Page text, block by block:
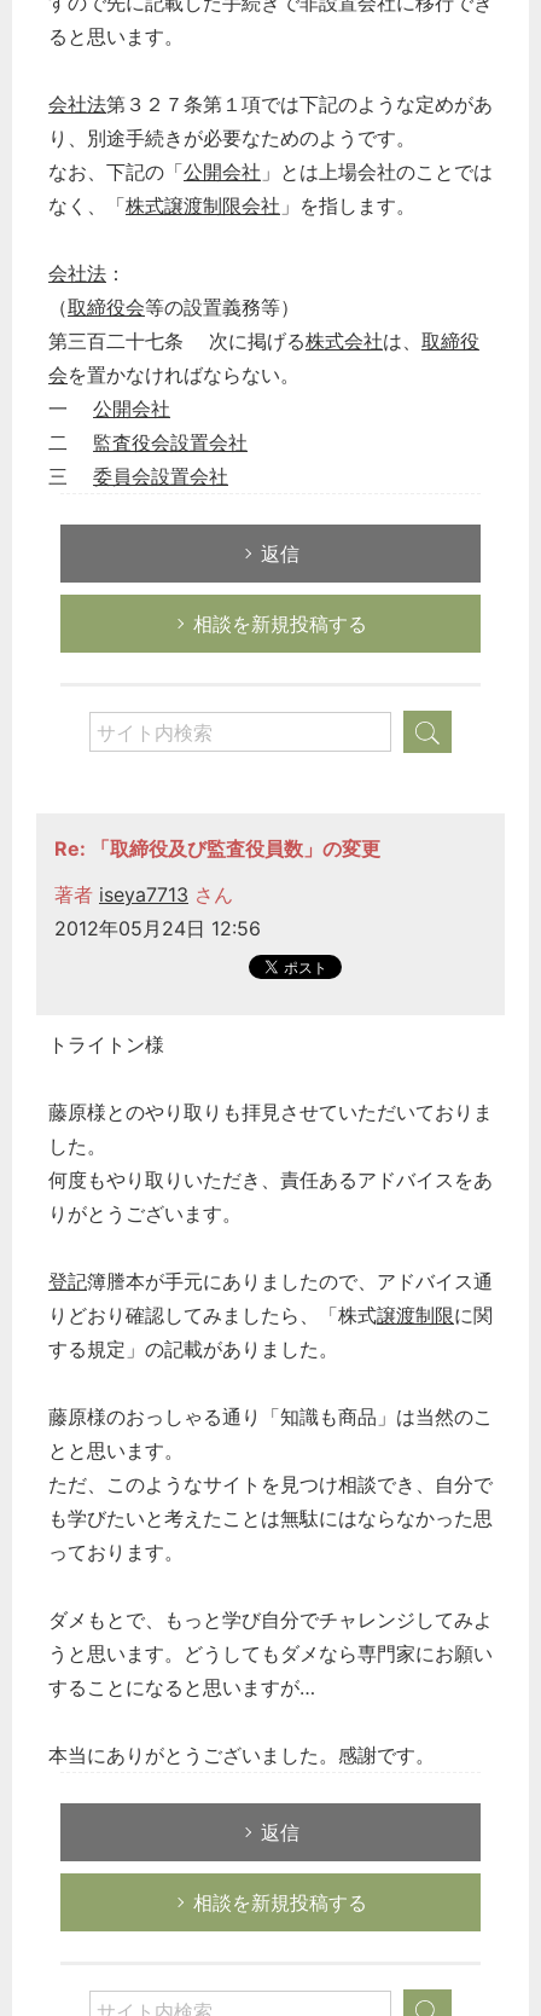
ると思います。
会社法第３２７条第１項では下記のような定めがあ
り、別途手続きが必要なためのようです。
なお、下記の「公開会社 」とは上場会社のことでは
なく、「株式譲渡制限会社 」を指します。
会社法 ：
（取締役会等の設置義務等）
第三百二十七条 次に掲げる株式会社は、 取締役
会を置かなければならない。
一 公開会社
二 監査役会設置会社
三 委員会設置会社
返信
相談を新規投稿する
Re: 「取締役及び監査役員数」の変更
著者 iseya7713 さん
2012年05月24日 12:56
トライトン様
藤原様とのやり取りも拝見させていただいておりま
した。
何度もやり取りいただき、責任あるアドバイスをあ
りがとうございます。
登記簿謄本が手元にありましたので、アドバイス通
りどおり確認してみましたら、「株式譲渡制限に関
する規定」の記載がありました。
藤原様のおっしゃる通り「知識も商品」は当然のこ
とと思います。
ただ、このようなサイトを見つけ相談でき、自分で
も学びたいと考えたことは無駄にはならなかった思
っております。
ダメもとで、もっと学び自分でチャレンジしてみよ
うと思います。どうしてもダメなら専門家にお願い
することになると思いますが…
本当にありがとうございました。感謝です。
返信
相談を新規投稿する